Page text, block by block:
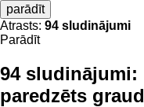
parādīt
Atrasts: 94 sludinājumi
Parādīt
94 sludinājumi:
paredzēts